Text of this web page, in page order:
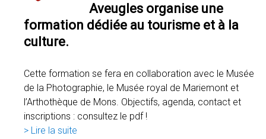
Aveugles organise une
formation dédiée au tourisme et à la
culture.
Cette formation se fera en collaboration avec le Musée
de la Photographie, le Musée royal de Mariemont et
l’Arthothèque de Mons. Objectifs, agenda, contact et
inscriptions : consultez le pdf !
> Lire la suite